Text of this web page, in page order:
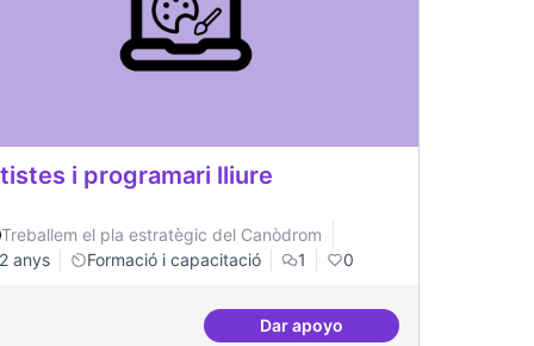
i aterrades
i programari lliure
Treballem el pla estratègic del Canòdrom
2 anys
Formació i capacitació 1 0
Dar apoyoArtistes i programari lliure